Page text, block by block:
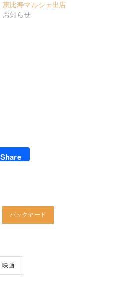
恵比寿マルシェ出店
お知らせ
Share
バックヤード
映画